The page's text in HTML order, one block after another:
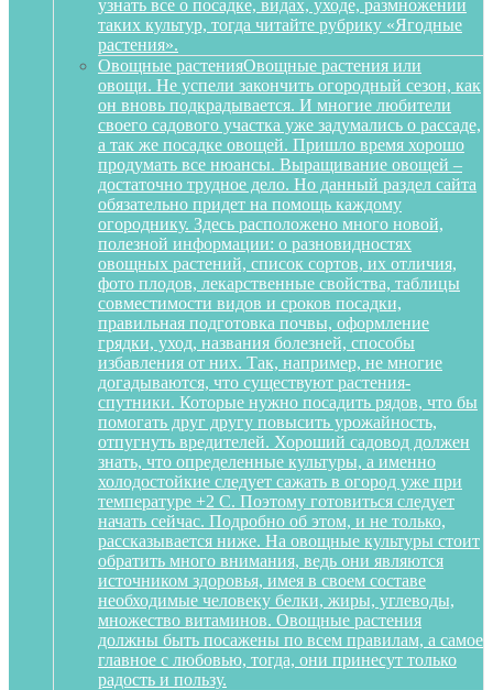
узнать все о посадке, видах, уходе, размножении
таких культур, тогда читайте рубрику «Ягодные
растения».
Овощные растенияОвощные растения или
овощи. Не успели закончить огородный сезон, как
он вновь подкрадывается. И многие любители
своего садового участка уже задумались о рассаде,
а так же посадке овощей. Пришло время хорошо
продумать все нюансы. Выращивание овощей –
достаточно трудное дело. Но данный раздел сайта
обязательно придет на помощь каждому
огороднику. Здесь расположено много новой,
полезной информации: о разновидностях
овощных растений, список сортов, их отличия,
фото плодов, лекарственные свойства, таблицы
совместимости видов и сроков посадки,
правильная подготовка почвы, оформление
грядки, уход, названия болезней, способы
избавления от них. Так, например, не многие
догадываются, что существуют растения-
спутники. Которые нужно посадить рядов, что бы
помогать друг другу повысить урожайность,
отпугнуть вредителей. Хороший садовод должен
знать, что определенные культуры, а именно
холодостойкие следует сажать в огород уже при
температуре +2 С. Поэтому готовиться следует
начать сейчас. Подробно об этом, и не только,
рассказывается ниже. На овощные культуры стоит
обратить много внимания, ведь они являются
источником здоровья, имея в своем составе
необходимые человеку белки, жиры, углеводы,
множество витаминов. Овощные растения
должны быть посажены по всем правилам, а самое
главное с любовью, тогда, они принесут только
радость и пользу.